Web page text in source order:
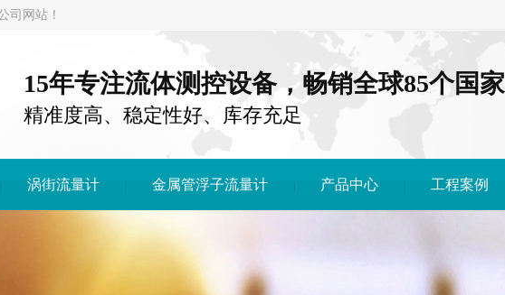
司网站！
15年专注流体测控设备，畅销全球85个国家
精准度高、稳定性好、库存充足
涡街流量计 金属管浮子流量计 产品中心 工程案例